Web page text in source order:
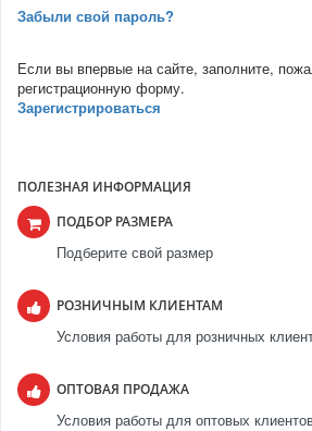
Забыли свой пароль?
Если вы впервые на сайте, заполните,
регистрационную форму.
Зарегистрироваться
ПОЛЕЗНАЯ ИНФОРМАЦИЯ
ПОДБОР РАЗМЕРА
Подберите свой размер
РОЗНИЧНЫМ КЛИЕНТАМ
Условия работы для розничных
ОПТОВАЯ ПРОДАЖА
Условия работы для оптовых